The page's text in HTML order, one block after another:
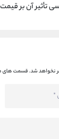
تأثیر آن بر
نخواهد شد.قسمت های